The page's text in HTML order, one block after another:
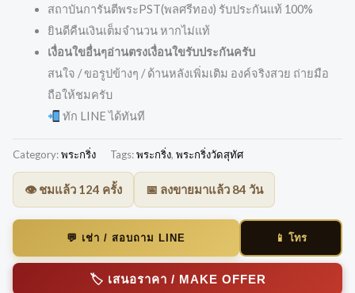
สถาบันการันตีพระPST(พลศรีทอง) รับประกันแท้ 100%
ยินดีคืนเงินเต็มจำนวน หากไม่แท้
เงื่อนใขอื่นๆอ่านตรงเงื่อนใขรับประกันครับ
สนใจ / ขอรูปข้างๆ / ด้านหลังเพิ่มเติม องค์จริงสวย ถ่ายมือ
ถือให้ชมครับ
ทัก LINE ได้ทันที
Category:พระกริ่ง Tags:พระกริ่ง, พระกริ่งวัดสุทัศ
👁️ ชมแล้ว 124 ครั้ง 📅 ลงขายมาแล้ว 84 วัน
💬 เช่า / สอบถาม LINE 📱 โทร
🏷️ เสนอราคา / MAKE OFFER